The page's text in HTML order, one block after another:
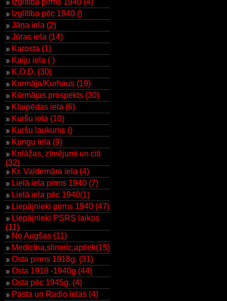
Izglītība pirms 1940 (4)
Izglītība pēc 1940 ()
Jāņa iela (2)
Jūras iela (14)
Karosta (1)
Kaiju iela ( )
K.O.D. (30)
Kurmāja/Kurhaus (19)
Kūrmājas prospekts (30)
Klaipēdas iela (6)
Kuršu iela (10)
Kuršu laukums ()
Kungu iela (9)
Kolāžas, zīmējumi un citi
(32)
Kr. Valdemāra iela (4)
Lielā iela pirms 1940 (7)
Lielā iela pēc 1940(1)
Liepājnieki pirms 1940 (47)
Liepājnieki PSRS laikos
(11)
No Augšas (11)
Medicīna,slimnīc,aptiek(15)
Osta pirms 1918g. (31)
Osta 1918 -1940g.(44)
Osta pēc 1945g. (4)
Pasta un Radio ielas (4)